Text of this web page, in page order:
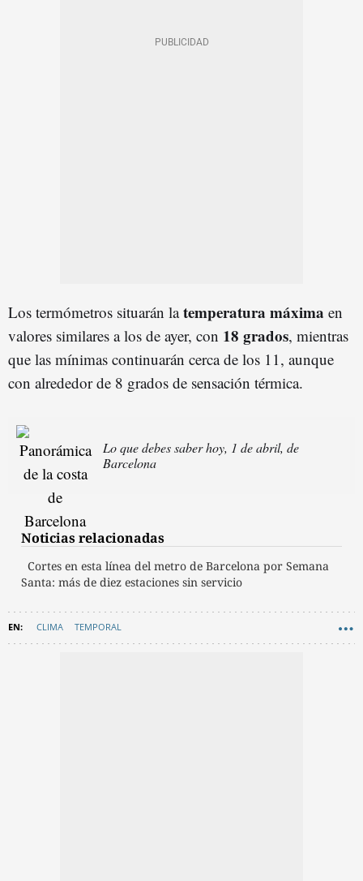
Los termómetros situarán latemperatura máxima en
valores similares a los de ayer, con 18 grados, mientras
que las mínimas continuarán cerca de los 11, aunque
con alrededor de 8 grados de sensación térmica.
Lo que debes saber hoy, 1 de abril, de
Barcelona
Noticias relacionadas
Cortes en esta línea del metro de Barcelona por Semana
Santa: más de diez estaciones sin servicio
CLIMA TEMPORAL